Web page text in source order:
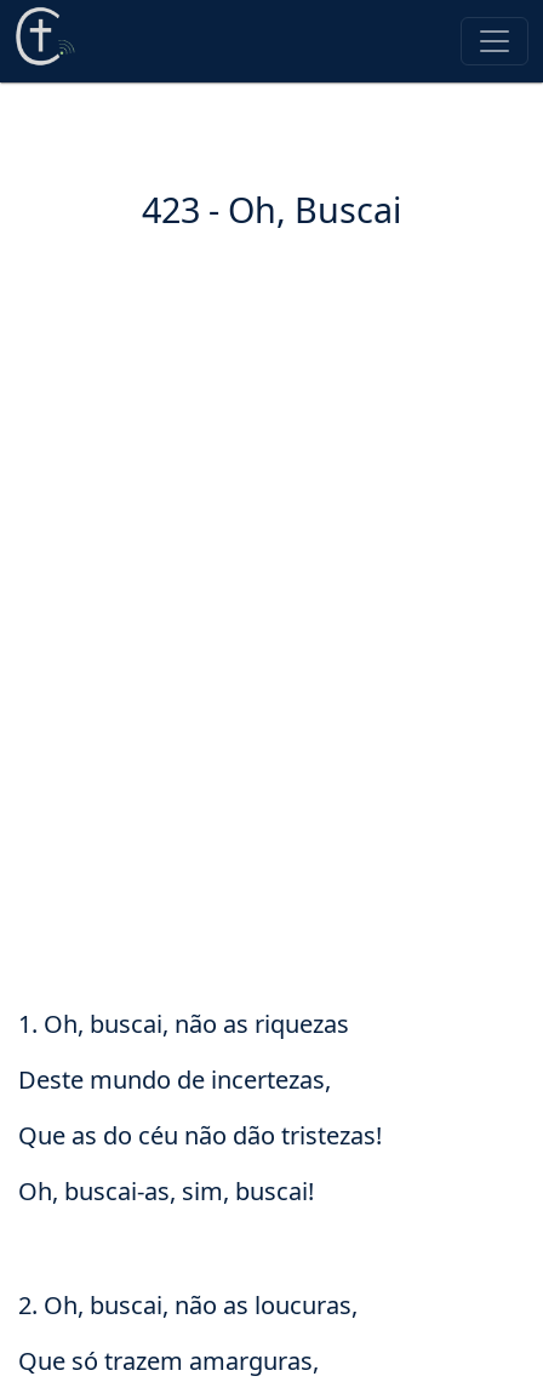
423 - Oh, Buscai
1. Oh, buscai, não as riquezas
Deste mundo de incertezas,
Que as do céu não dão tristezas!
Oh, buscai-as, sim, buscai!
2. Oh, buscai, não as loucuras,
Que só trazem amarguras,